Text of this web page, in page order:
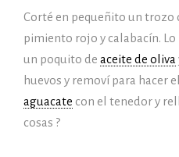
Corté en pequeñito un trozo
pimiento rojo y calabacín.
un poquito de aceite de oliva
huevos y removí para hacer
aguacate con el tenedor y
cosas ?